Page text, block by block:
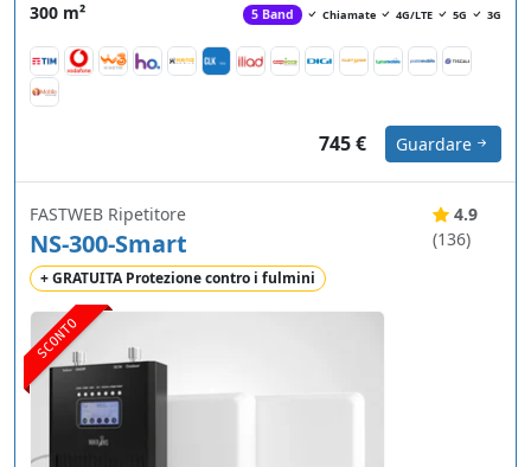
300 m² 5 Band Chiamate 4G/LTE 5G 3G
745 € Guardare
SCONTO
FASTWEB Ripetitore
NS-300-Smart
+ GRATUITA Protezione contro i fulmini
4.9
(136)